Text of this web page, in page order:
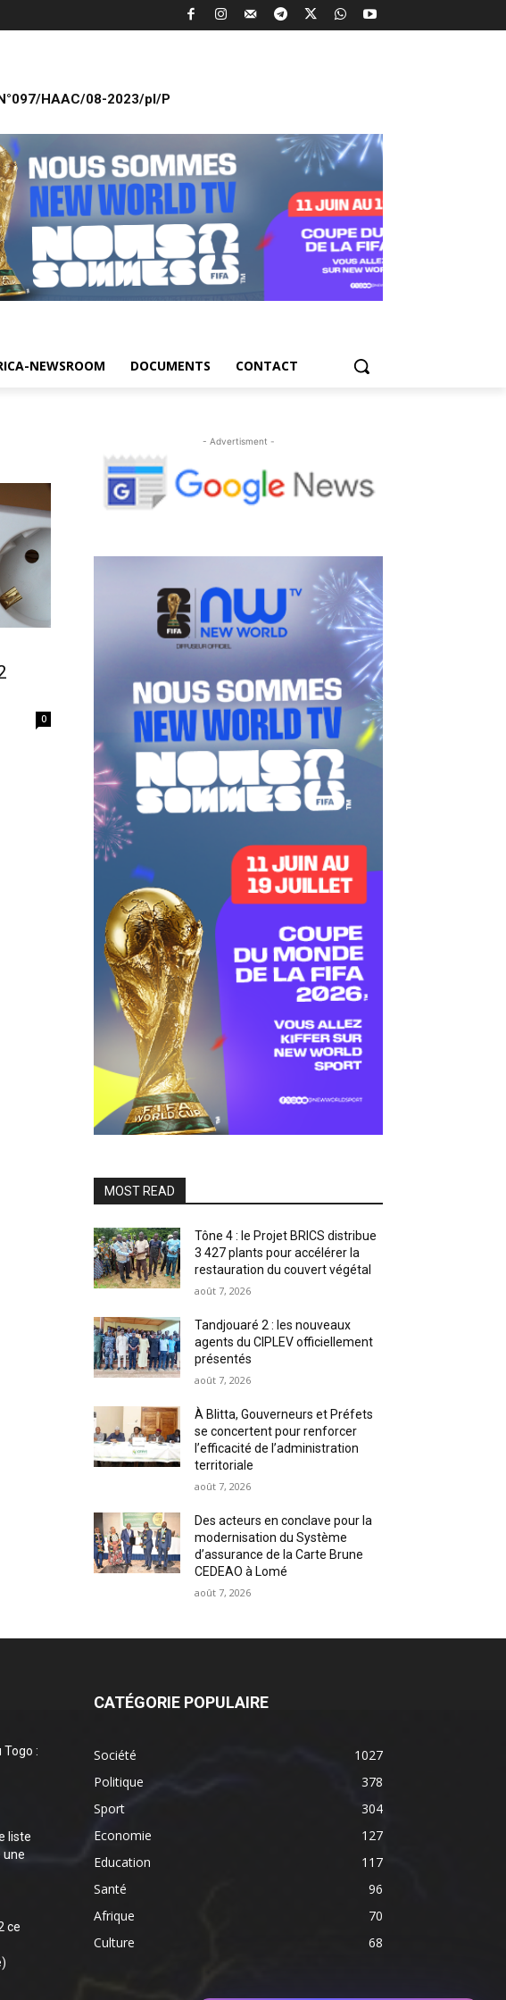
HAAC/08-2023/pl/P
NEWSROOM DOCUMENTS CONTACT
0
- Advertisment -
MOST READ
Tône 4 : le Projet BRICS distribue
3 427 plants pour accélérer la
restauration du couvert végétal
août 7, 2026
Tandjouaré 2 : les nouveaux
agents du CIPLEV officiellement
présentés
août 7, 2026
À Blitta, Gouverneurs et Préfets
se concertent pour renforcer
l’efficacité de l’administration
territoriale
août 7, 2026
Des acteurs en conclave pour la
modernisation du Système
d’assurance de la Carte Brune
CEDEAO à Lomé
août 7, 2026
Togo :
liste
une
ce
CATÉGORIE POPULAIRE
Société
1027
Politique
378
Sport
304
Economie
127
Education
117
Santé
96
Afrique
70
Culture
68